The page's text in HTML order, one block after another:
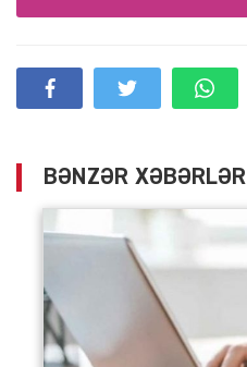
BƏNZƏR XƏBƏRLƏR